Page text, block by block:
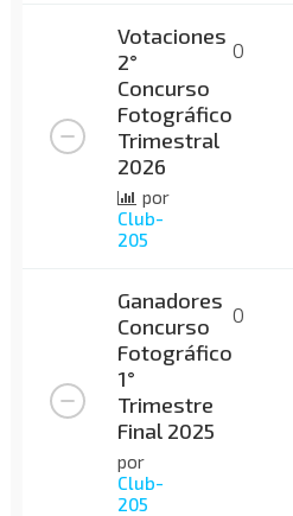
Votaciones
2°
Concurso
Fotográfico
Trimestral
2026
por
Club-
205
0
Ganadores
Concurso
Fotográfico
1°
Trimestre
Final 2025
por
Club-
205
0